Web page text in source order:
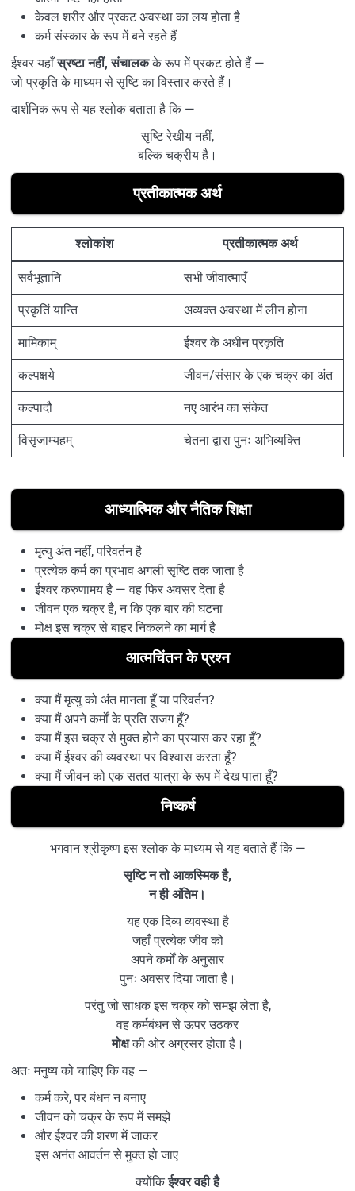
केवल शरीर और प्रकट अवस्था का लय होता है
कर्म संस्कार के रूप में बने रहते हैं
ईश्वर यहाँस्रष्टा नहीं, संचालकके रूप में प्रकट होते हैं —
जो प्रकृति के माध्यम से सृष्टि का विस्तार करते हैं।
दार्शनिक रूप से यह श्लोक बताता है कि —
सृष्टि रेखीय नहीं,
बल्कि चक्रीय है।
प्रतीकात्मक अर्थ
श्लोकांश प्रतीकात्मक अर्थ
सर्वभूतानि सभी जीवात्माएँ
प्रकृतिं यान्ति अव्यक्त अवस्था में लीन होना
मामिकाम् ईश्वर के अधीन प्रकृति
कल्पक्षये जीवन/संसार के एक चक्र का अंत
कल्पादौ नए आरंभ का संकेत
विसृजाम्यहम् चेतना द्वारा पुनः अभिव्यक्ति
आध्यात्मिक और नैतिक शिक्षा
मृत्यु अंत नहीं, परिवर्तन है
प्रत्येक कर्म का प्रभाव अगली सृष्टि तक जाता है
ईश्वर करुणामय है — वह फिर अवसर देता है
जीवन एक चक्र है, न कि एक बार की घटना
मोक्ष इस चक्र से बाहर निकलने का मार्ग है
आत्मचिंतन के प्रश्न
क्या मैं मृत्यु को अंत मानता हूँ या परिवर्तन?
क्या मैं अपने कर्मों के प्रति सजग हूँ?
क्या मैं इस चक्र से मुक्त होने का प्रयास कर रहा हूँ?
क्या मैं ईश्वर की व्यवस्था पर विश्वास करता हूँ?
क्या मैं जीवन को एक सतत यात्रा के रूप में देख पाता हूँ?
निष्कर्ष
भगवान श्रीकृष्ण इस श्लोक के माध्यम से यह बताते हैं कि —
सृष्टि न तो आकस्मिक है,
न ही अंतिम।
यह एक दिव्य व्यवस्था है
जहाँ प्रत्येक जीव को
अपने कर्मों के अनुसार
पुनः अवसर दिया जाता है।
परंतु जो साधक इस चक्र को समझ लेता है,
वह कर्मबंधन से ऊपर उठकर
मोक्षकी ओर अग्रसर होता है।
अतः मनुष्य को चाहिए कि वह —
कर्म करे, पर बंधन न बनाए
जीवन को चक्र के रूप में समझे
और ईश्वर की शरण में जाकर
इस अनंत आवर्तन से मुक्त हो जाए
क्योंकिईश्वर वही है